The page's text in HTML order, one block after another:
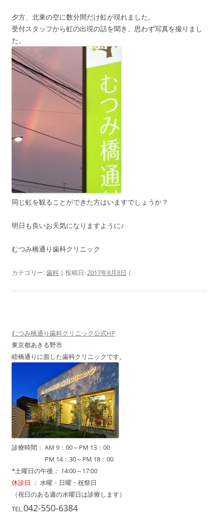
夕方、北東の空に数分間だけ虹が現れました。
受付スタッフから虹の出現の話を聞き、思わず写真を撮りまし
た。
同じ虹を観ることができた方はいますでしょうか？
明日も良いお天気になりますように♪
むつみ橋通り歯科クリニック
カテゴリー:歯科 | 投稿日:2017年8月8日 |
むつみ橋通り歯科クリニック公式HP
東京都あきる野市
睦橋通りに面した歯科クリニックです。
診療時間： AM 9：00～PM 13：00
PM 14：30～PM 18：00
*土曜日の午後： 14:00～17:00
休診日 ： 水曜・日曜・祝祭日
（祝日のある週の水曜日は診療します）
TEL.042-550-6384